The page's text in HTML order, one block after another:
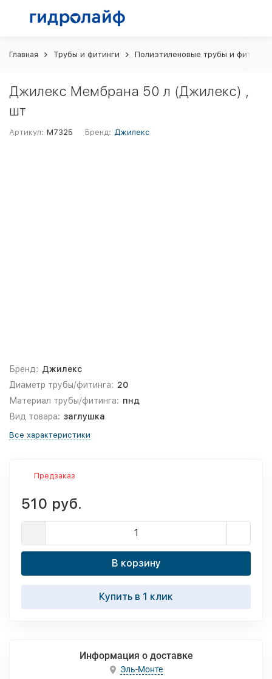
Главная Трубы и фитинги Полиэтиленовые трубы и фитинги
Джилекс Мембрана 50 л (Джилекс) ,
шт
Артикул: М7325 Бренд: Джилекс
Бренд: Джилекс
Диаметр трубы/фитинга: 20
Материал трубы/фитинга: пнд
Вид товара: заглушка
Все характеристики
Предзаказ
510 руб.
В корзину
Купить в 1 клик
Информация о доставке
Эль-Монте